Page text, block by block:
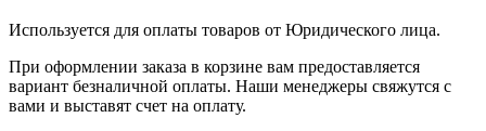
Используется для оплаты товаров от Юридического лица.
При оформлении заказа в корзине вам предоставляется
вариант безналичной оплаты. Наши менеджеры свяжутся с
вами и выставят счет на оплату.